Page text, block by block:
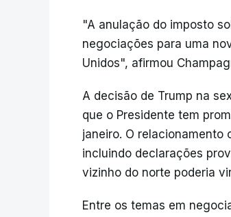
"A anulação do imposto
negociações para uma
Unidos", afirmou
A decisão de Trump na
que o Presidente tem
janeiro. O relacionamento
incluindo declarações
vizinho do norte poderia
Entre os temas em